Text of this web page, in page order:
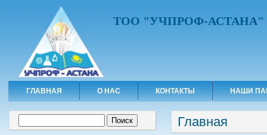
ТОО "УЧПРОФ-АСТАНА"
ГЛАВНАЯ О НАС КОНТАКТЫ НАШИ
Вы здесь
Главная